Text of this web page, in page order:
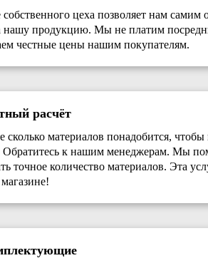
цеха позволяет нам самим
нашу продукцию. Мы не платим
честные цены нашим покупателям.
расчёт
сколько материалов понадобится,
Обратитесь к нашим менеджерам. Мы
точное количество материалов. Эта